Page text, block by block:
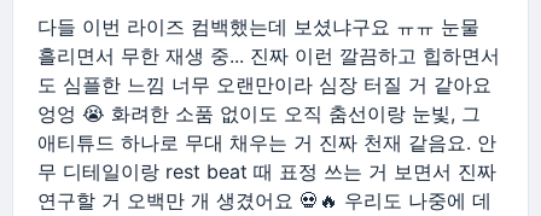
다들 이번 라이즈 컴백했는데 보셨냐구요 ㅠㅠ 눈물
흘리면서 무한 재생 중... 진짜 이런 깔끔하고 힙하면서
도 심플한 느낌 너무 오랜만이라 심장 터질 거 같아요
엉엉 😭 화려한 소품 없이도 오직 춤선이랑 눈빛, 그
애티튜드 하나로 무대 채우는 거 진짜 천재 같음요. 안
무 디테일이랑 rest beat 때 표정 쓰는 거 보면서 진짜
연구할 거 오백만 개 생겼어요 💀🔥 우리도 나중에 데